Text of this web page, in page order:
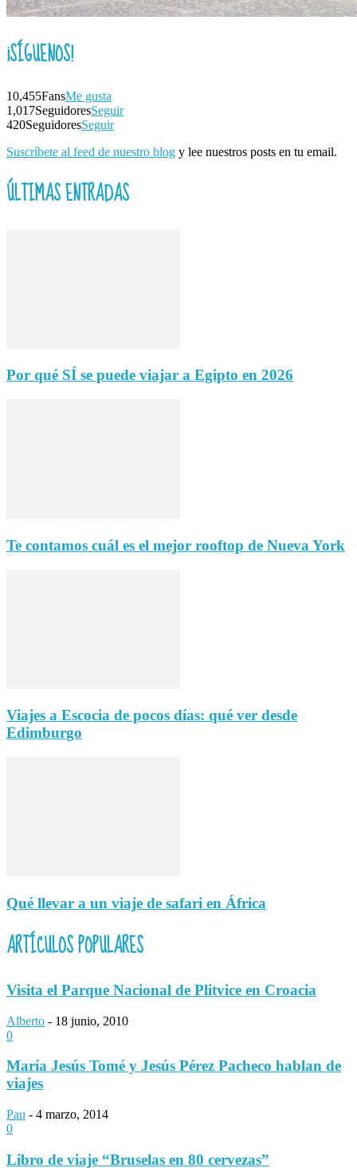
¡SÍGUENOS!
10,455FansMe gusta
1,017SeguidoresSeguir
420SeguidoresSeguir
Suscríbete al feed de nuestro blog y lee nuestros posts en tu email.
ÚLTIMAS ENTRADAS
Por qué SÍ se puede viajar a Egipto en 2026
Te contamos cuál es el mejor rooftop de Nueva York
Viajes a Escocia de pocos días: qué ver desde
Edimburgo
Qué llevar a un viaje de safari en África
ARTÍCULOS POPULARES
Visita el Parque Nacional de Plitvice en Croacia
Alberto - 18 junio, 2010
0
María Jesús Tomé y Jesús Pérez Pacheco hablan de
viajes
Pau - 4 marzo, 2014
0
Libro de viaje “Bruselas en 80 cervezas”